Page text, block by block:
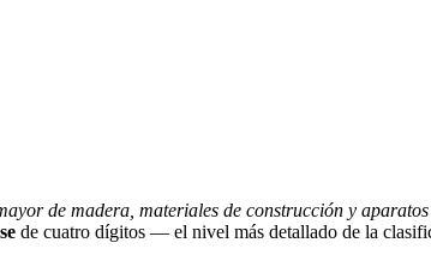
de madera, materiales de construcción y
de cuatro dígitos — el nivel más detallado de la